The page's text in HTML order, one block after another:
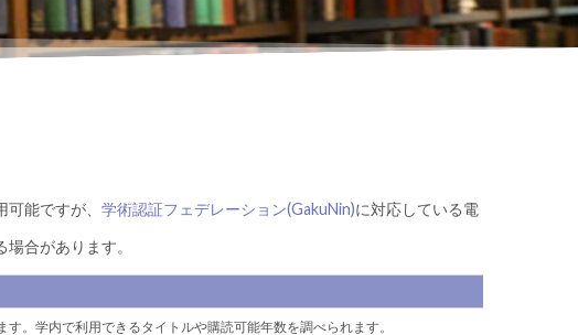
能ですが、 学術認証フェデレーション(GakuNin)に対応している電
合があります。
。学内で利用できるタイトルや購読可能年数を調べられます。